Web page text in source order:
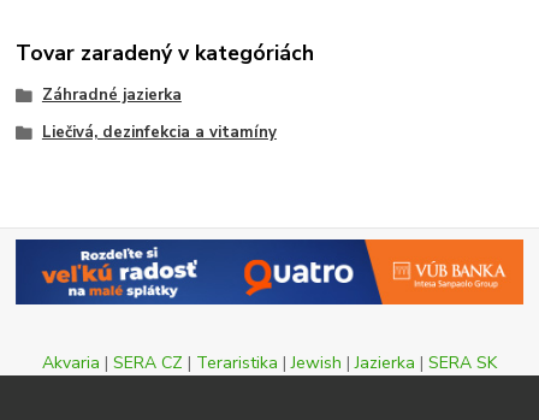
Tovar zaradený v kategóriách
Záhradné jazierka
Liečivá, dezinfekcia a vitamíny
Akvaria | SERA CZ | Teraristika |Jewish |Jazierka | SERA SK